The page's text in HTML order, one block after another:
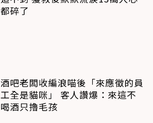
都碎了
酒吧老闆收編浪喵後「來應徵的員
工全是貓咪」 客人讚爆：來這不
喝酒只擼毛孩